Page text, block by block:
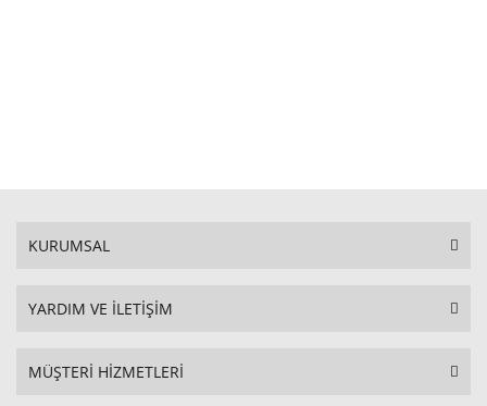
KURUMSAL
YARDIM VE İLETİŞİM
MÜŞTERİ HİZMETLERİ